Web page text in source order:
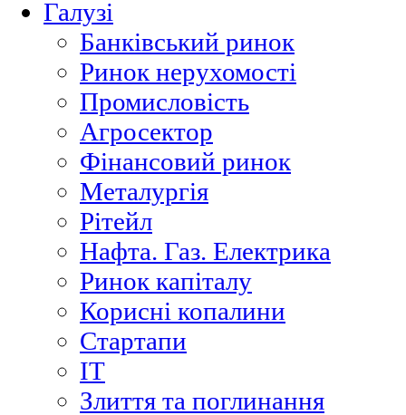
Галузі
Банківський ринок
Ринок нерухомості
Промисловість
Агросектор
Фінансовий ринок
Металургія
Рітейл
Нафта. Газ. Електрика
Ринок капіталу
Корисні копалини
Стартапи
ІТ
Злиття та поглинання